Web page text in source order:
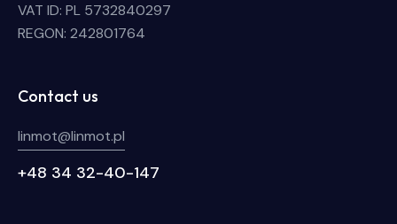
VAT ID: PL 5732840297
REGON: 242801764
Contact us
linmot@linmot.pl
+48 34 32-40-147